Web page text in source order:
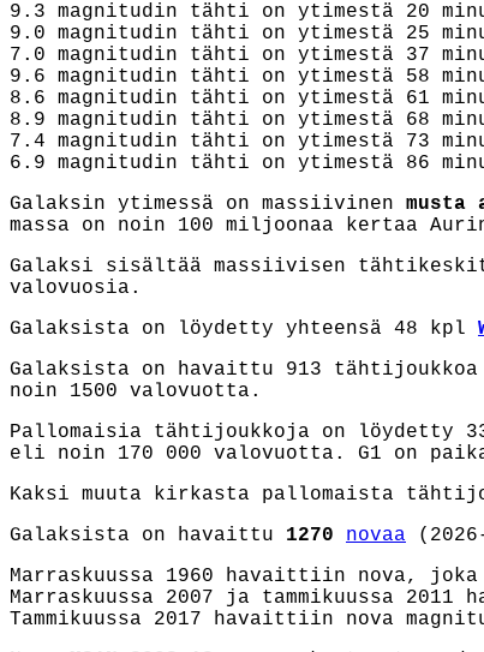
9.3 magnitudin tähti on ytimestä 20
9.0 magnitudin tähti on ytimestä 25
7.0 magnitudin tähti on ytimestä 37
9.6 magnitudin tähti on ytimestä 58
8.6 magnitudin tähti on ytimestä 61
8.9 magnitudin tähti on ytimestä 68
7.4 magnitudin tähti on ytimestä 73
6.9 magnitudin tähti on ytimestä 86
Galaksin ytimessä on massiivinen musta
massa on noin 100 miljoonaa kertaa
Galaksi sisältää massiivisen
valovuosia.
Galaksista on löydetty yhteensä 48 kpl
Galaksista on havaittu 913
noin 1500 valovuotta.
Pallomaisia tähtijoukkoja on löydetty
eli noin 170 000 valovuotta. G1 on
Kaksi muuta kirkasta pallomaista
Galaksista on havaittu 1270 novaa
Marraskuussa 1960 havaittiin nova,
Marraskuussa 2007
ja tammikuussa 2011
Tammikuussa 2017 havaittiin nova